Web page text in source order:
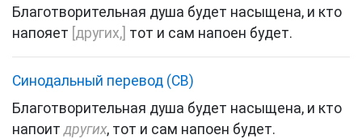
Благотворительная душа будет насыщена, и кто
напояет других,] тот и сам напоен будет.
Синодальный перевод (СВ)
Благотворительная душа будет насыщена, и кто
напоит других, тот и сам напоен будет.